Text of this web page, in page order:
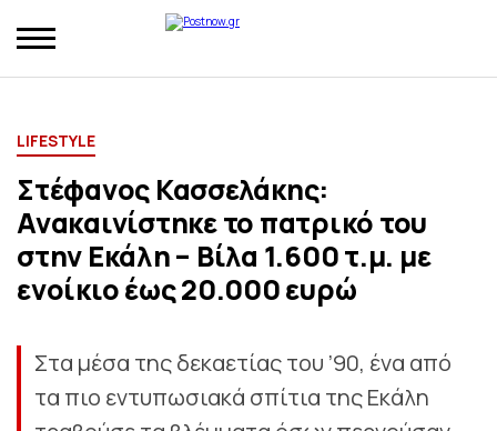
LIFESTYLE
Στέφανος Κασσελάκης:
Ανακαινίστηκε το πατρικό του
στην Εκάλη – Βίλα 1.600 τ.μ. με
ενοίκιο έως 20.000 ευρώ
Στα μέσα της δεκαετίας του ’90, ένα από
τα πιο εντυπωσιακά σπίτια της Εκάλη